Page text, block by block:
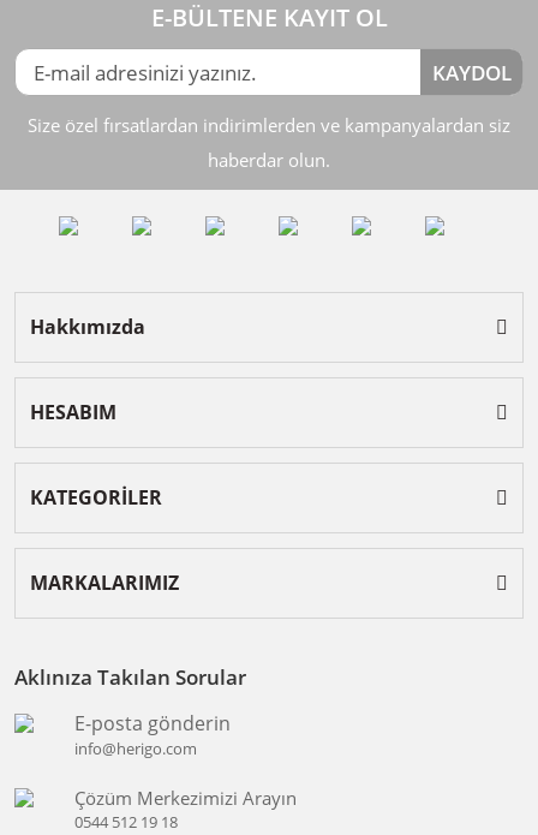
E-BÜLTENE KAYIT OL
KAYDOL
Size özel fırsatlardan indirimlerden ve kampanyalardan siz
haberdar olun.
Hakkımızda
HESABIM
KATEGORİLER
MARKALARIMIZ
Aklınıza Takılan Sorular
E-posta gönderin
info@herigo.com
Çözüm Merkezimizi Arayın
0544 512 19 18